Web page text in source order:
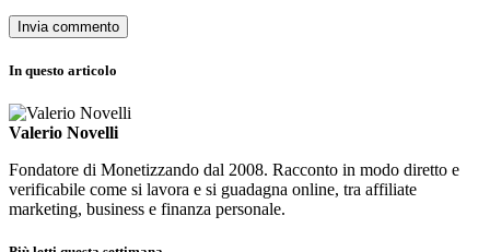
In questo articolo
Valerio Novelli
Fondatore di Monetizzando dal 2008. Racconto in modo diretto e
verificabile come si lavora e si guadagna online, tra affiliate
marketing, business e finanza personale.